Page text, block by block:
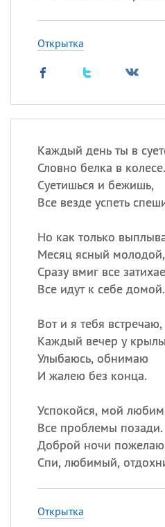
Открытка
Каждый день ты в
Словно белка в колесе.
Суетишься и бежишь,
Все везде успеть
Но как только
Месяц ясный молодой,
Сразу вмиг все
Все идут к себе домой.
Вот и я тебя встречаю,
Каждый вечер у
Улыбаюсь, обнимаю
И жалею без конца.
Успокойся, мой
Все проблемы позади.
Доброй ночи
Спи, любимый,
Открытка